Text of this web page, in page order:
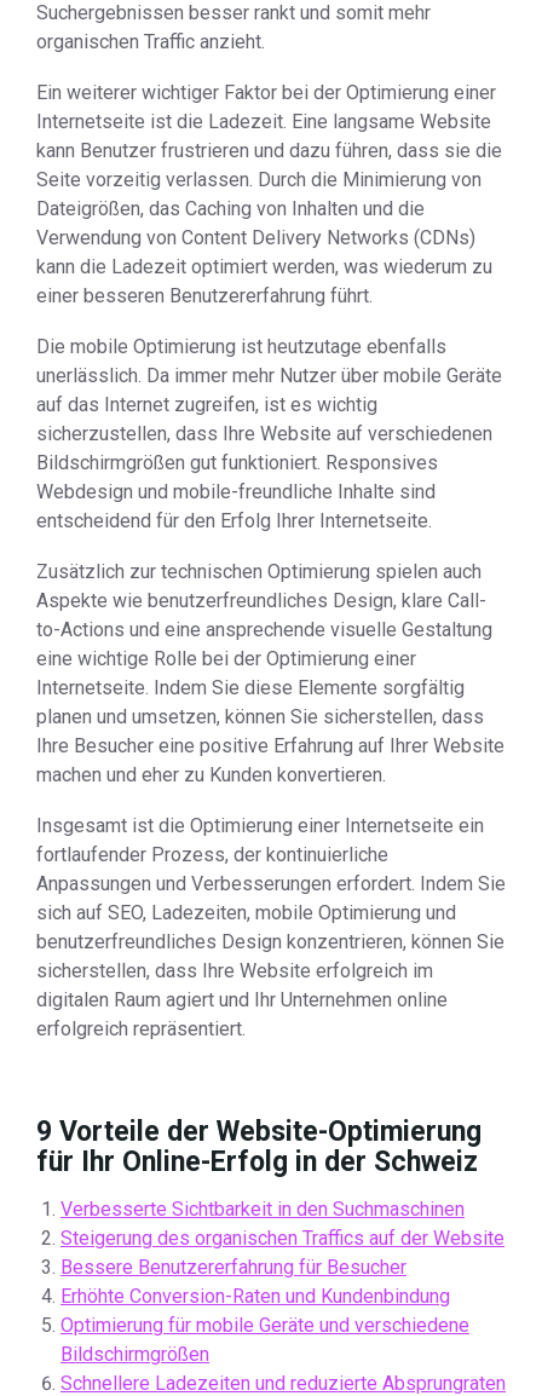
Suchergebnissen besser rankt und somit mehr
organischen Traffic anzieht.
Ein weiterer wichtiger Faktor bei der Optimierung einer
Internetseite ist die Ladezeit. Eine langsame Website
kann Benutzer frustrieren und dazu führen, dass sie die
Seite vorzeitig verlassen. Durch die Minimierung von
Dateigrößen, das Caching von Inhalten und die
Verwendung von Content Delivery Networks (CDNs)
kann die Ladezeit optimiert werden, was wiederum zu
einer besseren Benutzererfahrung führt.
Die mobile Optimierung ist heutzutage ebenfalls
unerlässlich. Da immer mehr Nutzer über mobile Geräte
auf das Internet zugreifen, ist es wichtig
sicherzustellen, dass Ihre Website auf verschiedenen
Bildschirmgrößen gut funktioniert. Responsives
Webdesign und mobile-freundliche Inhalte sind
entscheidend für den Erfolg Ihrer Internetseite.
Zusätzlich zur technischen Optimierung spielen auch
Aspekte wie benutzerfreundliches Design, klare Call-
to-Actions und eine ansprechende visuelle Gestaltung
eine wichtige Rolle bei der Optimierung einer
Internetseite. Indem Sie diese Elemente sorgfältig
planen und umsetzen, können Sie sicherstellen, dass
Ihre Besucher eine positive Erfahrung auf Ihrer Website
machen und eher zu Kunden konvertieren.
Insgesamt ist die Optimierung einer Internetseite ein
fortlaufender Prozess, der kontinuierliche
Anpassungen und Verbesserungen erfordert. Indem Sie
sich auf SEO, Ladezeiten, mobile Optimierung und
benutzerfreundliches Design konzentrieren, können Sie
sicherstellen, dass Ihre Website erfolgreich im
digitalen Raum agiert und Ihr Unternehmen online
erfolgreich repräsentiert.
9 Vorteile der Website-Optimierung
für Ihr Online-Erfolg in der Schweiz
Verbesserte Sichtbarkeit in den Suchmaschinen
Steigerung des organischen Traffics auf der Website
Bessere Benutzererfahrung für Besucher
Erhöhte Conversion-Raten und Kundenbindung
Optimierung für mobile Geräte und verschiedene
Bildschirmgrößen
Schnellere Ladezeiten und reduzierte Absprungraten